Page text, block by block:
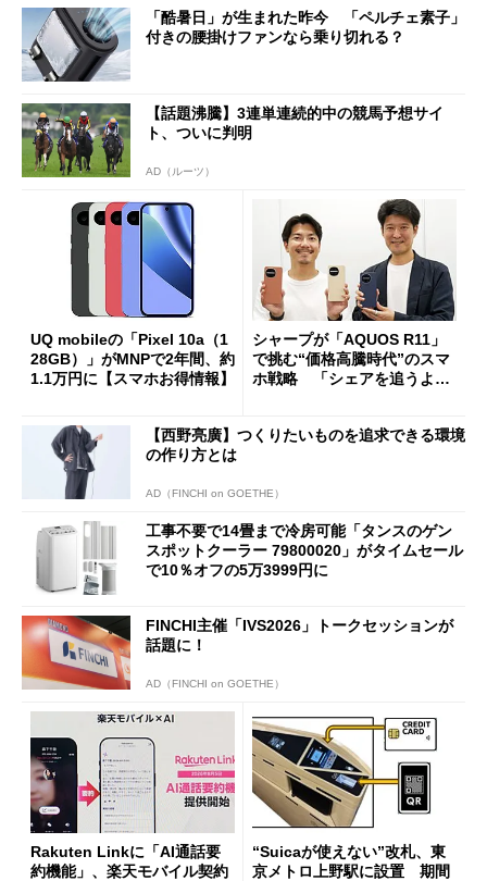
「酷暑日」が生まれた昨今 「ペルチェ素子」
付きの腰掛けファンなら乗り切れる？
【話題沸騰】3連単連続的中の競馬予想サイ
ト、ついに判明
AD（ルーツ）
UQ mobileの「Pixel 10a（1
28GB）」がMNPで2年間、約
1.1万円に【スマホお得情報】
シャープが「AQUOS R11」
で挑む“価格高騰時代”のスマ
ホ戦略 「シェアを追うより
【西野亮廣】つくりたいものを追求できる環境
の作り方とは
AD（FINCHI on GOETHE）
工事不要で14畳まで冷房可能「タンスのゲン
スポットクーラー 79800020」がタイムセール
で10％オフの5万3999円に
FINCHI主催「IVS2026」トークセッションが
話題に！
AD（FINCHI on GOETHE）
Rakuten Linkに「AI通話要
約機能」、楽天モバイル契約
“Suicaが使えない”改札、東
京メトロ上野駅に設置 期間